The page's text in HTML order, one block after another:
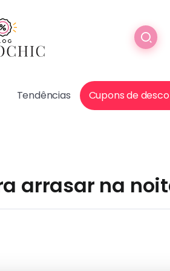
Tendências Cupons de
arrasar na